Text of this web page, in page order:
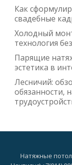
Как
свадебные
Холодный
технология
Парящие
эстетика в
Лесничий:
обязанности,
Натяжные